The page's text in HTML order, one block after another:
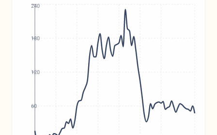
60
120
180
240